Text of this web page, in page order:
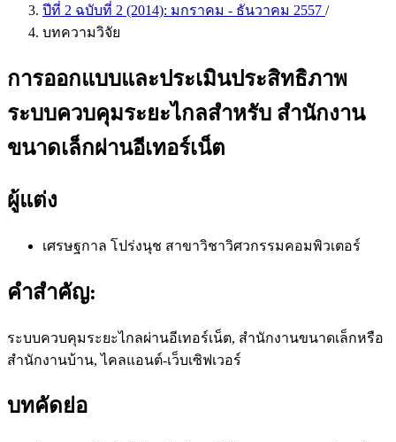
ปีที่ 2 ฉบับที่ 2 (2014): มกราคม - ธันวาคม 2557 /
บทความวิจัย
การออกแบบและประเมินประสิทธิภาพ
ระบบควบคุมระยะไกลสำหรับ สำนักงาน
ขนาดเล็กผ่านอีเทอร์เน็ต
ผู้แต่ง
เศรษฐกาล โปร่งนุช สาขาวิชาวิศวกรรมคอมพิวเตอร์
คำสำคัญ:
ระบบควบคุมระยะไกลผ่านอีเทอร์เน็ต, สำนักงานขนาดเล็กหรือ
สำนักงานบ้าน, ไคลแอนต์-เว็บเซิฟเวอร์
บทคัดย่อ